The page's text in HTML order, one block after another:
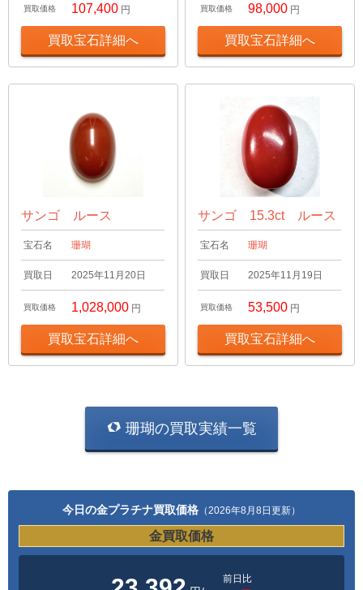
買取価格 107,400 円
買取宝石詳細へ
買取価格 98,000 円
買取宝石詳細へ
サンゴ ルース
宝石名 珊瑚
買取日 2025年11月20日
買取価格 1,028,000 円
買取宝石詳細へ
サンゴ 15.3ct ルース
宝石名 珊瑚
買取日 2025年11月19日
買取価格 53,500 円
買取宝石詳細へ
珊瑚の買取実績一覧
今日の金プラチナ買取価格 （2026年8月8日更新）
金買取価格
前日比